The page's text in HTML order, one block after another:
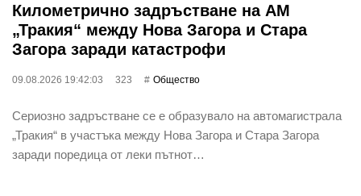
Километрично задръстване на АМ
„Тракия“ между Нова Загора и Стара
Загора заради катастрофи
09.08.2026 19:42:03 323 Общество
Сериозно задръстване се е образувало на автомагистрала
„Тракия“ в участъка между Нова Загора и Стара Загора
заради поредица от леки пътнот…